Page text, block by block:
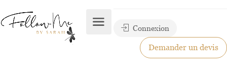
Connexion
Demander un devis